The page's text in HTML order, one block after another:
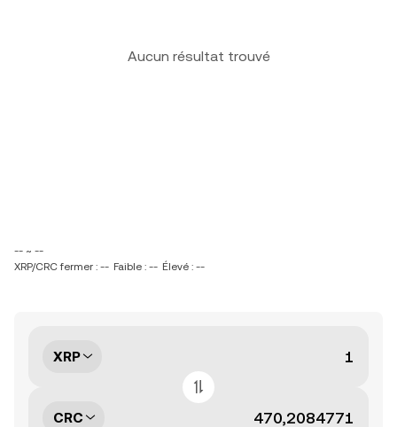
Aucun résultat trouvé
-- ~ --
XRP/CRC fermer : -- Faible : -- Élevé : --
XRP
CRC